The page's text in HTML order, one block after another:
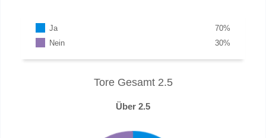
Ja %
70
Nein
%
30
Tore Gesamt 2.5
Über 2.5